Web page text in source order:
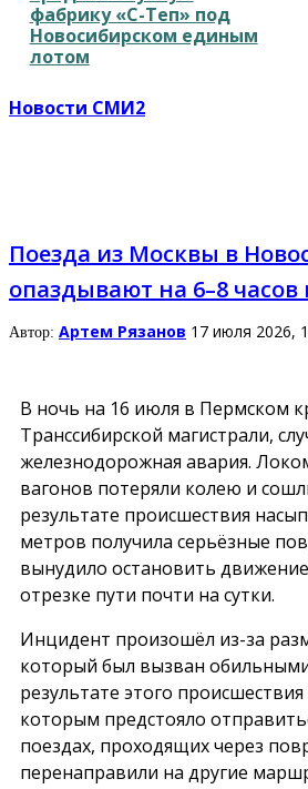
фабрику «С-Теп» под
Новосибирском единым
лотом
Новости СМИ2
Поезда из Москвы в
опаздывают на 6–8 часов
Автор: Артем Рязанов 17 июля 2026,
В ночь на 16 июля в Пермском
Транссибирской магистрали,
железнодорожная авария.
вагонов потеряли колею и
результате происшествия
метров получила серьёзные
вынудило остановить
отрезке пути почти на сутки.
Инцидент произошёл из-за
который был вызван
результате этого
которым предстояло
поездах, проходящих через
перенаправили на другие